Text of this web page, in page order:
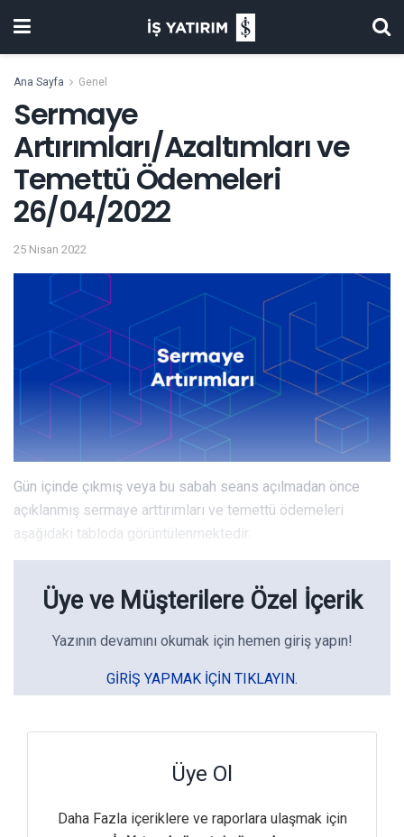
Ana Sayfa Genel
Sermaye
Artırımları/Azaltımları ve
Temettü Ödemeleri
26/04/2022
25 Nisan 2022
Gün içinde çıkmış veya bu sabah seans açılmadan önce
açıklanmış sermaye arttırımları ve temettü ödemeleri
aşağıdaki tabloda görüntülenmektedir.
Üye ve Müşterilere Özel İçerik
Yazının devamını okumak için hemen giriş yapın!
GIRIŞ YAPMAK IÇIN TIKLAYIN.
Üye Ol
Daha Fazla içeriklere ve raporlara ulaşmak için